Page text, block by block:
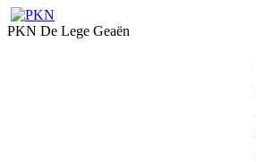
PKN De Lege Geaën